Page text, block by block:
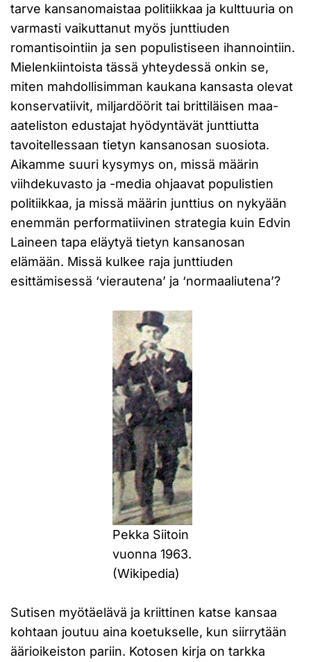
tarve kansanomaistaa politiikkaa ja kulttuuria on
varmasti vaikuttanut myös junttiuden
romantisointiin ja sen populistiseen ihannointiin.
Mielenkiintoista tässä yhteydessä onkin se,
miten mahdollisimman kaukana kansasta olevat
konservatiivit, miljardöörit tai brittiläisen maa-
aateliston edustajat hyödyntävät junttiutta
tavoitellessaan tietyn kansanosan suosiota.
Aikamme suuri kysymys on, missä määrin
viihdekuvasto ja -media ohjaavat populistien
politiikkaa, ja missä määrin junttius on nykyään
enemmän performatiivinen strategia kuin Edvin
Laineen tapa eläytyä tietyn kansanosan
elämään. Missä kulkee raja junttiuden
esittämisessä ‘vierautena’ ja ‘normaaliutena’?
Pekka Siitoin
vuonna 1963.
(Wikipedia)
Sutisen myötäelävä ja kriittinen katse kansaa
kohtaan joutuu aina koetukselle, kun siirrytään
äärioikeiston pariin. Kotosen kirja on tarkka